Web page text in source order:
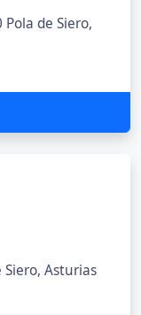
de Siero,
Siero, Asturias